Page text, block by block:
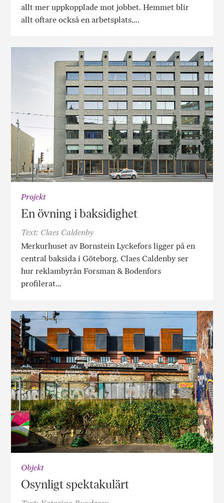
allt mer uppkopplade mot jobbet. Hemmet blir
allt oftare också en arbetsplats….
Projekt
En övning i baksidighet
Text: Claes Caldenby
Merkurhuset av Bornstein Lyckefors ligger på en
central baksida i Göteborg. Claes Caldenby ser
hur reklambyrån Forsman & Bodenfors
profilerat…
Objekt
Osynligt spektakulärt